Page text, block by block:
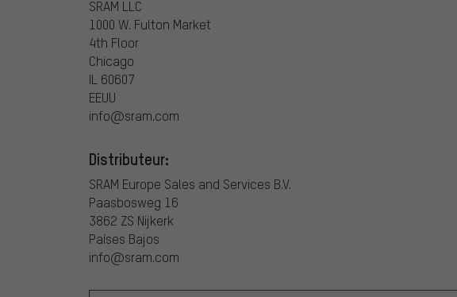
SRAM LLC
1000 W. Fulton Market
4th Floor
Chicago
IL 60607
EEUU
info@sram.com
Distributeur:
SRAM Europe Sales and Services B.V.
Paasbosweg 16
3862 ZS Nijkerk
Países Bajos
info@sram.com